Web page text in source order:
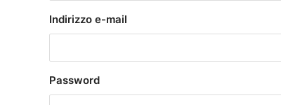
Indirizzo e-mail
Password